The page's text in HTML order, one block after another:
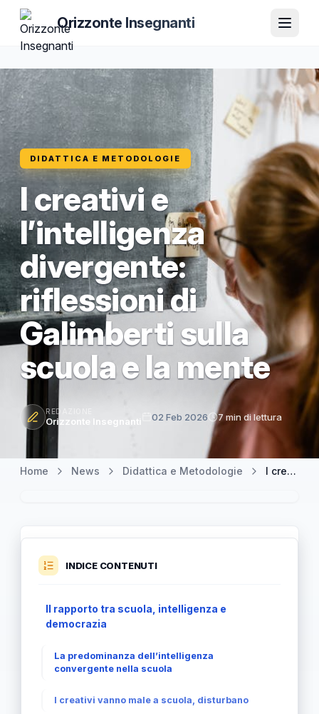
Orizzonte Insegnanti
DIDATTICA E METODOLOGIE
I creativi e
l’intelligenza
divergente:
riflessioni di
Galimberti sulla
scuola e la mente
REDAZIONE
Orizzonte Insegnanti 02 Feb 2026 7 min di lettura
Home News Didattica e Metodologie I creativi e l’intelligenza divergente: riflessioni di Galimberti sulla scuola e la mente
INDICE CONTENUTI
Il rapporto tra scuola, intelligenza e
democrazia
La predominanza dell’intelligenza
convergente nella scuola
I creativi vanno male a scuola, disturbano